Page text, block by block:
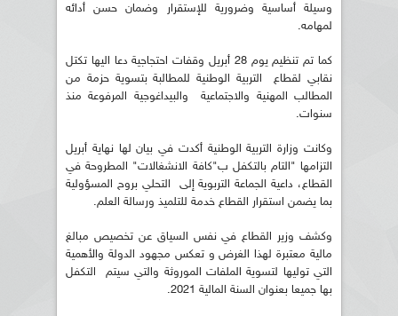
وسيلة أساسية وضرورية للإستقرار وضمان حسن أدائه
لمهامه.
كما تم تنظيم يوم 28 أبريل وقفات احتجاجية دعا اليها تكتل
نقابي لقطاع التربية الوطنية للمطالبة بتسوية حزمة من
المطالب المهنية والاجتماعية والبيداغوجية المرفوعة منذ
سنوات.
وكانت وزارة التربية الوطنية أكدت في بيان لها نهاية أبريل
التزامها "التام بالتكفل ب"كافة الانشغالات" المطروحة في
القطاع، داعية الجماعة التربوية إلى التحلي بروح المسؤولية
بما يضمن استقرار القطاع خدمة للتلميذ ورسالة العلم.
وكشف وزير القطاع في نفس السياق عن تخصيص مبالغ
مالية معتبرة لهذا الغرض و تعكس مجهود الدولة والأهمية
التي توليها لتسوية الملفات الموروثة والتي سيتم التكفل
بها جميعا بعنوان السنة المالية 2021.